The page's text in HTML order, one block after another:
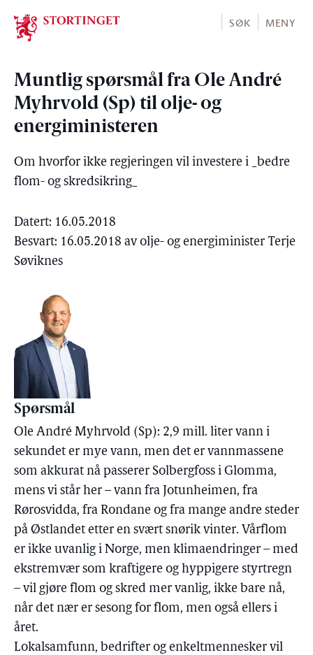
Stortinget.no
SØK MENY
Muntlig spørsmål fra Ole André
Myhrvold (Sp) til olje- og
energiministeren
Om hvorfor ikke regjeringen vil investere i _bedre
flom- og skredsikring_
Datert: 16.05.2018
Besvart: 16.05.2018 av olje- og energiminister Terje
Søviknes
Spørsmål
Ole André Myhrvold (Sp): 2,9 mill. liter vann i
sekundet er mye vann, men det er vannmassene
som akkurat nå passerer Solbergfoss i Glomma,
mens vi står her – vann fra Jotunheimen, fra
Rørosvidda, fra Rondane og fra mange andre steder
på Østlandet etter en svært snørik vinter. Vårflom
er ikke uvanlig i Norge, men klimaendringer – med
ekstremvær som kraftigere og hyppigere styrtregn
– vil gjøre flom og skred mer vanlig, ikke bare nå,
når det nær er sesong for flom, men også ellers i
året.
Lokalsamfunn, bedrifter og enkeltmennesker vil